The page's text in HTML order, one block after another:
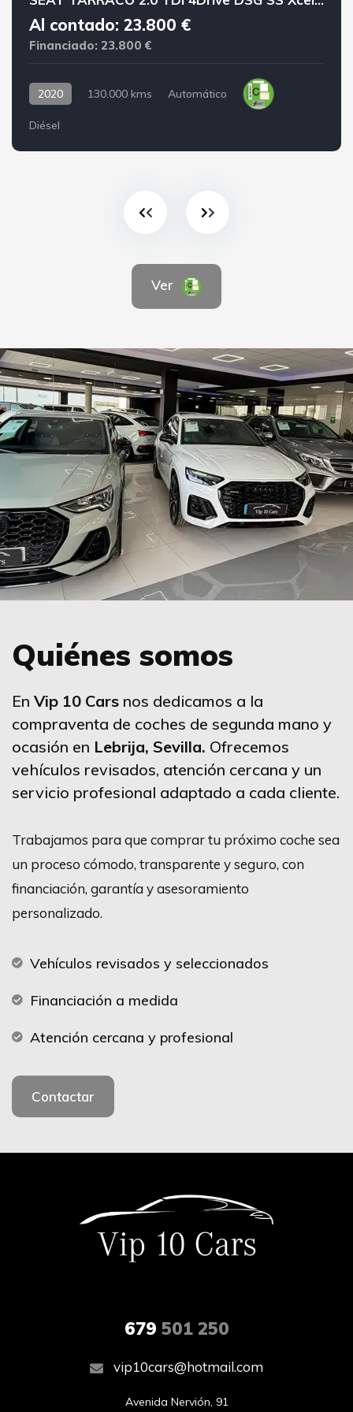
Al contado: 23.800 €
Financiado: 23.800 €
2020 130.000 kms Automático
Diésel
Ver
Quiénes somos
En Vip 10 Cars nos dedicamos a la
compraventa de coches de segunda mano y
ocasión en Lebrija, Sevilla. Ofrecemos
vehículos revisados, atención cercana y un
servicio profesional adaptado a cada cliente.
Trabajamos para que comprar tu próximo coche sea
un proceso cómodo, transparente y seguro, con
financiación, garantía y asesoramiento
personalizado.
Vehículos revisados y seleccionados
Financiación a medida
Atención cercana y profesional
Contactar
679 501 250
vip10cars@hotmail.com
Avenida Nervión, 91